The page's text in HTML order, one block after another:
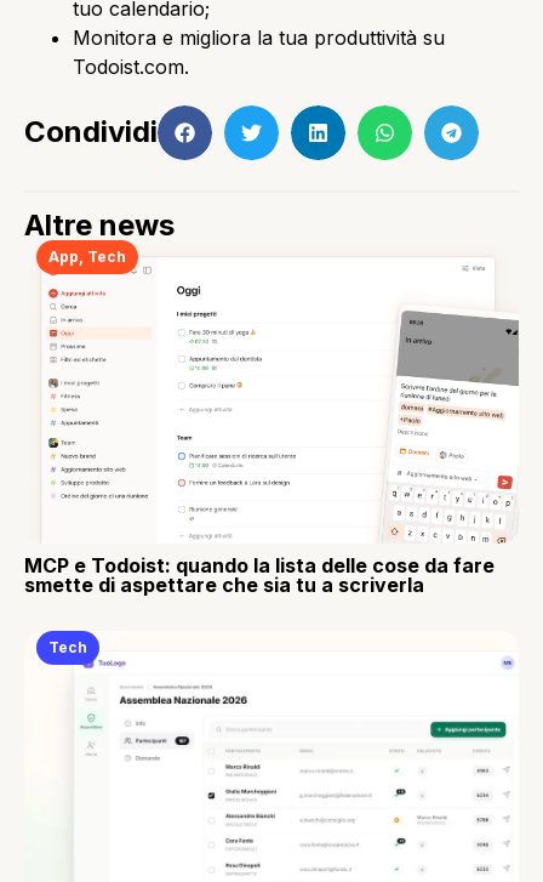
tuo calendario;
Monitora e migliora la tua produttività su
Todoist.com.
Condividi
Altre news
App Tech
MCP e Todoist: quando la lista delle cose da fare
smette di aspettare che sia tu a scriverla
Tech